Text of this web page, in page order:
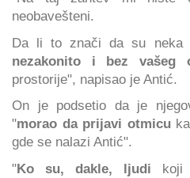
neobavešteni.
Da li to znači da su neka
nezakonito i bez vašeg
prostorije", napisao je Antić.
On je podsetio da je
"morao da prijavi otmicu
gde se nalazi Antić".
"Ko su, dakle, ljudi koji